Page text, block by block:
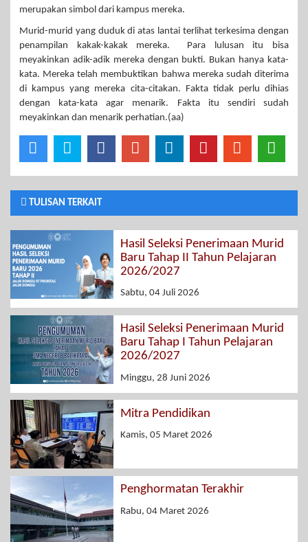
merupakan simbol dari kampus mereka.
Murid-murid yang duduk di atas lantai terlihat terkesima dengan
penampilan kakak-kakak mereka. Para lulusan itu bisa
meyakinkan adik-adik mereka dengan bukti. Bukan hanya kata-
kata. Mereka telah membuktikan bahwa mereka sudah diterima
di kampus yang mereka cita-citakan. Fakta tidak perlu dihias
dengan kata-kata agar menarik. Fakta itu sendiri sudah
meyakinkan dan menarik perhatian.(aa)
TULISAN TERKAIT
Hasil Seleksi Penerimaan Murid
Baru Tahap II Tahun Pelajaran
2026/2027
Sabtu, 04 Juli 2026
Hasil Seleksi Penerimaan Murid
Baru Tahap I Tahun Pelajaran
2026/2027
Minggu, 28 Juni 2026
Mitra Pendidikan
Kamis, 05 Maret 2026
Penghormatan Terakhir
Rabu, 04 Maret 2026